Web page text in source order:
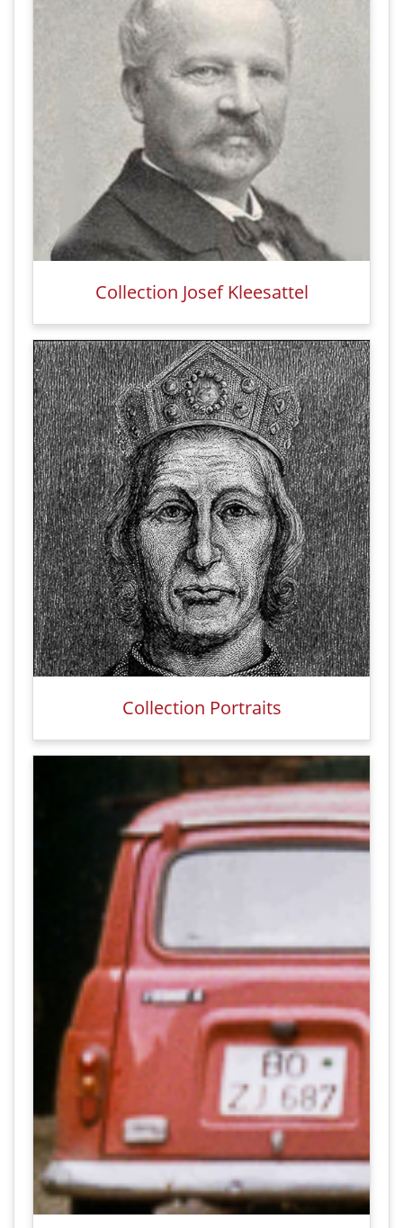
Collection Josef Kleesattel
Collection Portraits